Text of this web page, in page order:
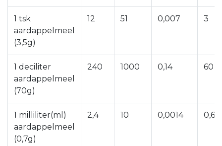
1 tsk
aardappelmeel
(3,5g)
12 51 0,007 3
1 deciliter
aardappelmeel
(70g)
240 1000 0,14 60
1 milliliter(ml)
aardappelmeel
(0,7g)
2,4 10 0,0014 0,6